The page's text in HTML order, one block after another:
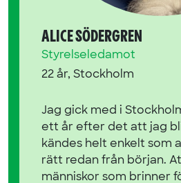
ALICE SÖDERGREN
Styrelseledamot
22 år, Stockholm
Jag gick med i
ett år efter det att jag
kändes helt enkelt som
rätt redan från början.
människor som brinner